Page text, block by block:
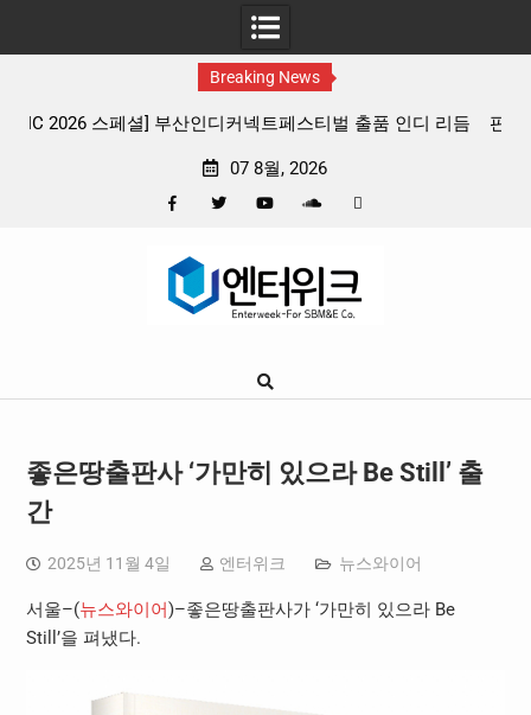
Breaking News
판타지 케이팝 애니메이션 ‘고스트밴드’ 8월 26일(수) 개봉
07 8월, 2026
Google
좋은땅출판사 ‘가만히 있으라 Be Still’ 출
간
2025년 11월 4일 엔터위크 뉴스와이어
서울–(뉴스와이어)–좋은땅출판사가 ‘가만히 있으라 Be
Still’을 펴냈다.